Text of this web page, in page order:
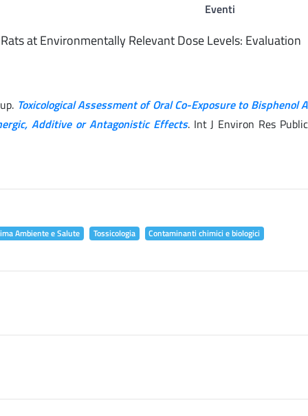
Eventi
at Environmentally Relevant Dose Levels: Evaluation
Toxicological Assessment of Oral Co-Exposure to Bisphenol A
Additive or Antagonistic Effects. Int J Environ Res Public
Ambiente e Salute Tossicologia Contaminanti chimici e biologici